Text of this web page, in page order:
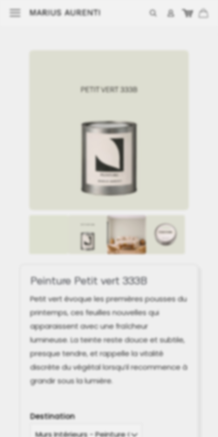
Peinture Petit vert 333B
Petit vert évoque les premières pousses du
printemps, ces feuilles nouvelles qui
apparaissent avec une fraîcheur
lumineuse. La teinte reste douce et subtile,
presque tendre, et rappelle la vitalité
discrète du végétal lorsqu’il recommence à
grandir sous la lumière.
Destination